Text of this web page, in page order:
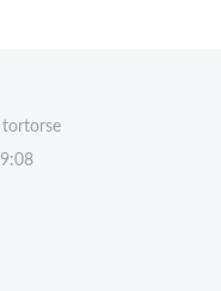
tortorse
9:08